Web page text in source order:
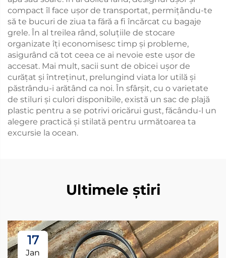
compact îl face ușor de transportat, permițându-te
să te bucuri de ziua ta fără a fi încărcat cu bagaje
grele. În al treilea rând, soluțiile de stocare
organizate îți economisesc timp și probleme,
asigurând că tot ceea ce ai nevoie este ușor de
accesat. Mai mult, sacii sunt de obicei ușor de
curățat și întreținut, prelungind viata lor utilă și
păstrându-i arătând ca noi. În sfârșit, cu o varietate
de stiluri și culori disponibile, există un sac de plajă
plastic pentru a se potrivi oricărui gust, făcându-l un
alegere practică și stilată pentru următoarea ta
excursie la ocean.
Ultimele știri
17
Jan